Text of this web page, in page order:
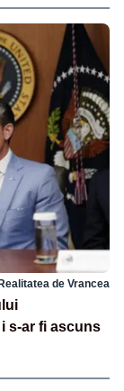
Realitatea de Vrancea
s-ar fi ascuns